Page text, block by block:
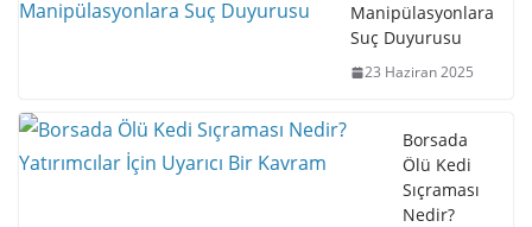
Manipülasyonlara
Suç Duyurusu
23 Haziran 2025
Borsada
Ölü Kedi
Sıçraması
Nedir?